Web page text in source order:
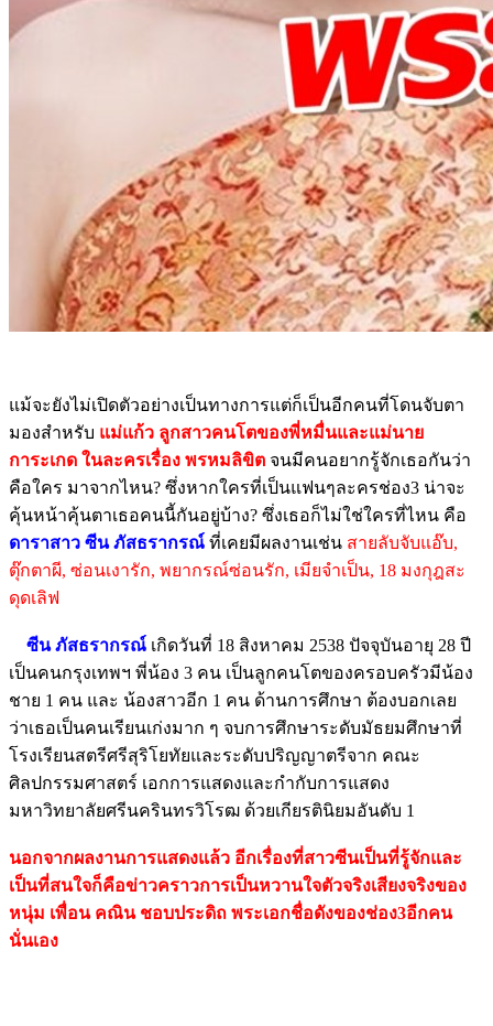
แม้จะยังไม่เปิดตัวอย่างเป็นทางการแต่ก็เป็นอีกคนที่โดนจับตา
มองสำหรับ แม่แก้ว ลูกสาวคนโตของพี่หมื่นและแม่นาย
การะเกด ในละครเรื่อง พรหมลิขิต จนมีคนอยากรู้จักเธอกันว่า
คือใคร มาจากไหน? ซึ่งหากใครที่เป็นแฟนๆละครช่อง3 น่าจะ
คุ้นหน้าคุ้นตาเธอคนนี้กันอยู่บ้าง? ซึ่งเธอก็ไม่ใช่ใครที่ไหน คือ
ดาราสาว ซีน ภัสธรากรณ์ ที่เคยมีผลงานเช่น สายลับจับแอ๊บ,
ตุ๊กตาผี, ซ่อนเงารัก, พยากรณ์ซ่อนรัก, เมียจำเป็น, 18 มงกุฎสะ
ดุดเลิฟ
ซีน ภัสธรากรณ์ เกิดวันที่ 18 สิงหาคม 2538 ปัจจุบันอายุ 28 ปี
เป็นคนกรุงเทพฯ พี่น้อง 3 คน เป็นลูกคนโตของครอบครัวมีน้อง
ชาย 1 คน และ น้องสาวอีก 1 คน ด้านการศึกษา ต้องบอกเลย
ว่าเธอเป็นคนเรียนเก่งมาก ๆ จบการศึกษาระดับมัธยมศึกษาที่
โรงเรียนสตรีศรีสุริโยทัยและระดับปริญญาตรีจาก คณะ
ศิลปกรรมศาสตร์ เอกการแสดงและกำกับการแสดง
มหาวิทยาลัยศรีนครินทรวิโรฒ ด้วยเกียรตินิยมอันดับ 1
นอกจากผลงานการแสดงแล้ว อีกเรื่องที่สาวซีนเป็นที่รู้จักและ
เป็นที่สนใจก็คือข่าวคราวการเป็นหวานใจตัวจริงเสียงจริงของ
หนุ่ม เพื่อน คณิน ชอบประดิถ พระเอกชื่อดังของช่อง3อีกคน
นั่นเอง